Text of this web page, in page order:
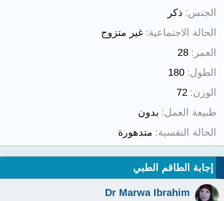
الجنس ذكر
الحالة الاجتماعية غير متزوج
العمر
28
الطول 180
الوزن 72
طبيعة العمل
بدون
الحالة النفسية
متدهورة
إجابة الطاقم الطبي
Dr Marwa Ibrahim